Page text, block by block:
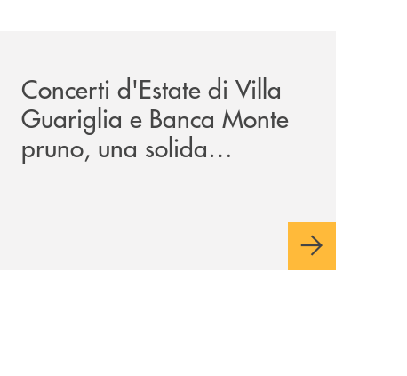
Concerti d'Estate di Villa
Guariglia e Banca Monte
pruno, una solida
collaborazione anche per